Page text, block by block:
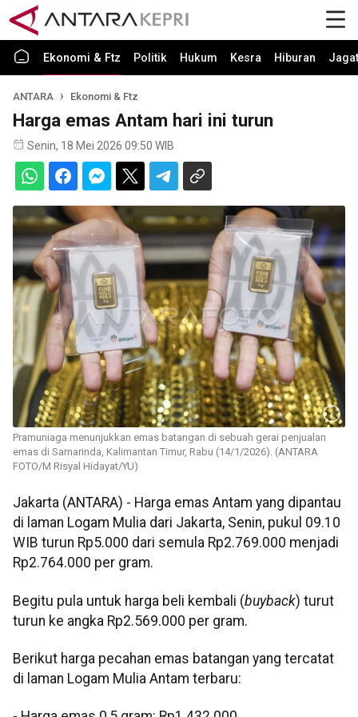
Ekonomi & Ftz Politik Hukum Kesra Hiburan Jagat
ANTARA Ekonomi & Ftz
Harga emas Antam hari ini turun
Senin, 18 Mei 2026 09:50 WIB
Pramuniaga menunjukkan emas batangan di sebuah gerai penjualan
emas di Samarinda, Kalimantan Timur, Rabu (14/1/2026). (ANTARA
FOTO/M Risyal Hidayat/YU)
Jakarta (ANTARA) - Harga emas Antam yang dipantau
di laman Logam Mulia dari Jakarta, Senin, pukul 09.10
WIB turun Rp5.000 dari semula Rp2.769.000 menjadi
Rp2.764.000 per gram.
Begitu pula untuk harga beli kembali (buyback) turut
turun ke angka Rp2.569.000 per gram.
Berikut harga pecahan emas batangan yang tercatat
di laman Logam Mulia Antam terbaru: